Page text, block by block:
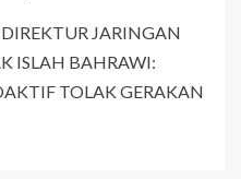
DIREKTUR JARINGAN
ISLAH BAHRAWI:
TOLAK GERAKAN